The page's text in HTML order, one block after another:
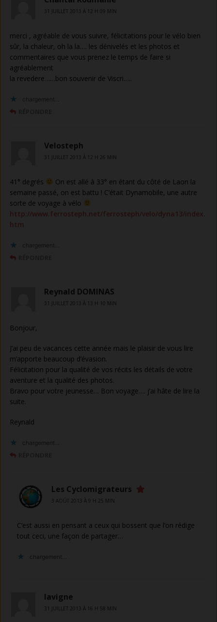
31 JUILLET 2013 À 12 H 09 MIN
merci , agréable de vous suivre, félicitations pour le vélo bien
sûr, la chaleur, oh la la…. les dénivelés et les photos et
commentaires que vous prenez le temps de faire si
agréablement
la revedere……bon souvenir de Viscri…..
chargement…
Velosteph
31 JUILLET 2013 À 12 H 26 MIN
41° degrés
On est allé à 33° en étant du côté de Laon la
semaine passé, on est battu ! C’était Dynamobile, une autre
sorte de voyage à vélo
http://www.ferrosteph.net/ferrosteph/velo/dyna13/index.
htm
chargement…
Reynald DOMINAS
31 JUILLET 2013 À 13 H 10 MIN
Bonjour,
J’ai peu de vacances cette année mais le plaisir de vous lire
m’apporte beaucoup d’évasion.
Félicitation pour la qualité de vos récits les détails de votre
aventure et la qualité des photos.
Bravo pour votre jeunesse… Bon voyage…. j’ai hâte de lire la
suite.
Reynald
chargement…
Les Cyclomigrateurs
3 AOÛT 2013 À 9 H 25 MIN
C’est aussi en pensant a ceux qui bossent que l’on rédige
tout ceci, une façon de partager…
chargement…
lavigne
31 JUILLET 2013 À 16 H 58 MIN